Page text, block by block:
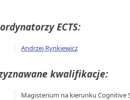
ECTS:
Andrzej Rynkiewicz
kwalifikacje:
Magisterium na kierunku Cognitive